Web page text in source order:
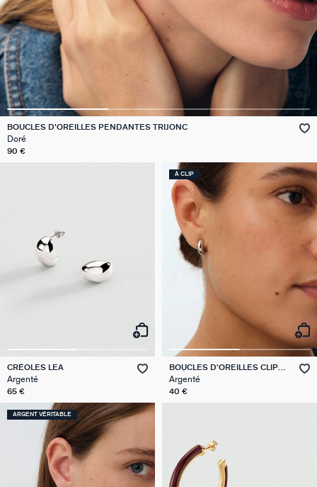
BOUCLES D'OREILLES PENDANTES TRIJONC
Doré
90 €
CRÉOLES LEA
Argenté
65 €
À CLIP
BOUCLES D'OREILLES CLIPS
CRÉOLES
Argenté
40 €
ARGENT VÉRITABLE